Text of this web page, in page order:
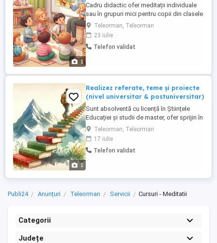
1
Cadru didactic ofer meditații individuale
sau în grupuri mici pentru copii din clasele
Pregătitoare IV. Consolidarea
cunoștințelor la limba română și
matematică Explicații pe înțelesul copiilor,
adaptate ritmului fiecăruia Sprijin la teme
Teleorman, Teleorman
23 iulie
Telefon validat
1
Realizez referate, teme și proiecte
(nivel universitar & postuniversitar)
Sunt absolventă cu licență în Științele
Educației și studii de master, ofer sprijin în
realizarea lucrărilor academice: Referate,
eseuri și proiecte universitare Lucrări
pentru studii postuniversitare Conținut
original, redactat clar și coerent
Teleorman, Teleorman
17 iulie
Telefon validat
Publi24 Anunțuri Teleorman Servicii Cursuri - Meditatii
Categorii
Județe